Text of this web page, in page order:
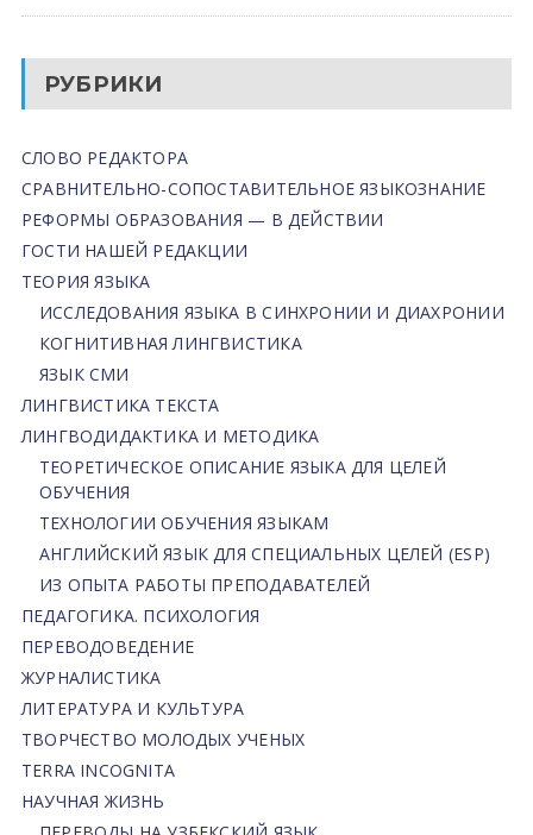
РУБРИКИ
СЛОВО РЕДАКТОРА
СРАВНИТЕЛЬНО-СОПОСТАВИТЕЛЬНОЕ ЯЗЫКОЗНАНИЕ
РЕФОРМЫ ОБРАЗОВАНИЯ — В ДЕЙСТВИИ
ГОСТИ НАШЕЙ РЕДАКЦИИ
ТЕОРИЯ ЯЗЫКА
ИССЛЕДОВАНИЯ ЯЗЫКА В СИНХРОНИИ И ДИАХРОНИИ
КОГНИТИВНАЯ ЛИНГВИСТИКА
ЯЗЫК СМИ
ЛИНГВИСТИКА ТЕКСТА
ЛИНГВОДИДАКТИКА И МЕТОДИКА
ТЕОРЕТИЧЕСКОЕ ОПИСАНИЕ ЯЗЫКА ДЛЯ ЦЕЛЕЙ
ОБУЧЕНИЯ
ТЕХНОЛОГИИ ОБУЧЕНИЯ ЯЗЫКАМ
АНГЛИЙСКИЙ ЯЗЫК ДЛЯ СПЕЦИАЛЬНЫХ ЦЕЛЕЙ (ESP)
ИЗ ОПЫТА РАБОТЫ ПРЕПОДАВАТЕЛЕЙ
ПЕДАГОГИКА. ПСИХОЛОГИЯ
ПЕРЕВОДОВЕДЕНИЕ
ЖУРНАЛИСТИКА
ЛИТЕРАТУРА И КУЛЬТУРА
ТВОРЧЕСТВО МОЛОДЫХ УЧЕНЫХ
TERRA INCOGNITA
НАУЧНАЯ ЖИЗНЬ